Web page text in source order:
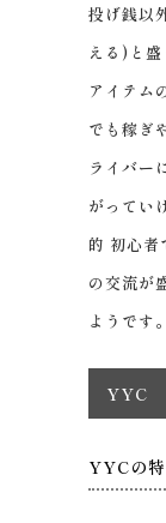
投げ銭以
える)と
アイテム
でも稼ぎ
ライバー
がってい
的 初心者
の交流が
ようです。
YYC
YYCの